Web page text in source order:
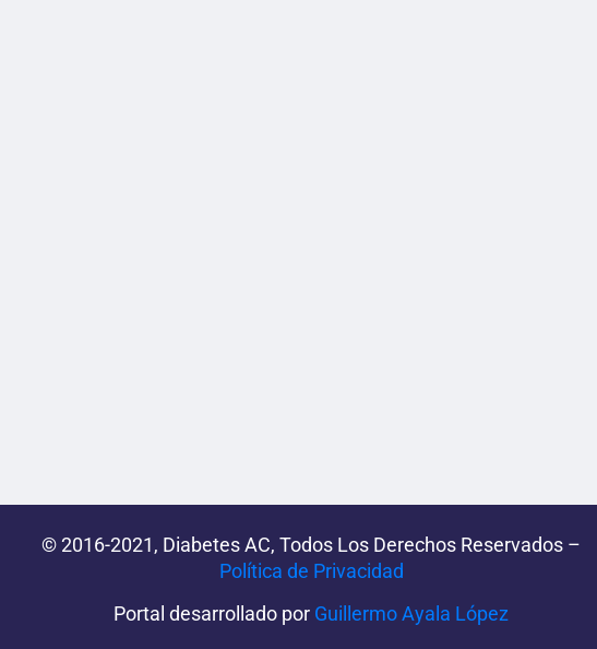
© 2016-2021, Diabetes AC, Todos Los Derechos Reservados –
Política de Privacidad‌­
Portal desarrollado por Guillermo Ayala López